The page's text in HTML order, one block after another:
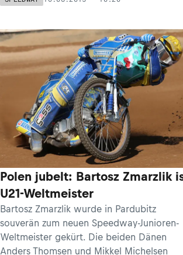
Polen jubelt: Bartosz Zmarzlik
U21-Weltmeister
Bartosz Zmarzlik wurde in Pardubitz
souverän zum neuen Speedway-Junioren-
Weltmeister gekürt. Die beiden Dänen
Anders Thomsen und Mikkel Michelsen